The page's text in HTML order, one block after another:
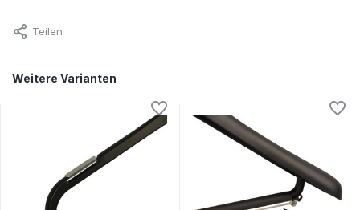
Teilen
Weitere Varianten